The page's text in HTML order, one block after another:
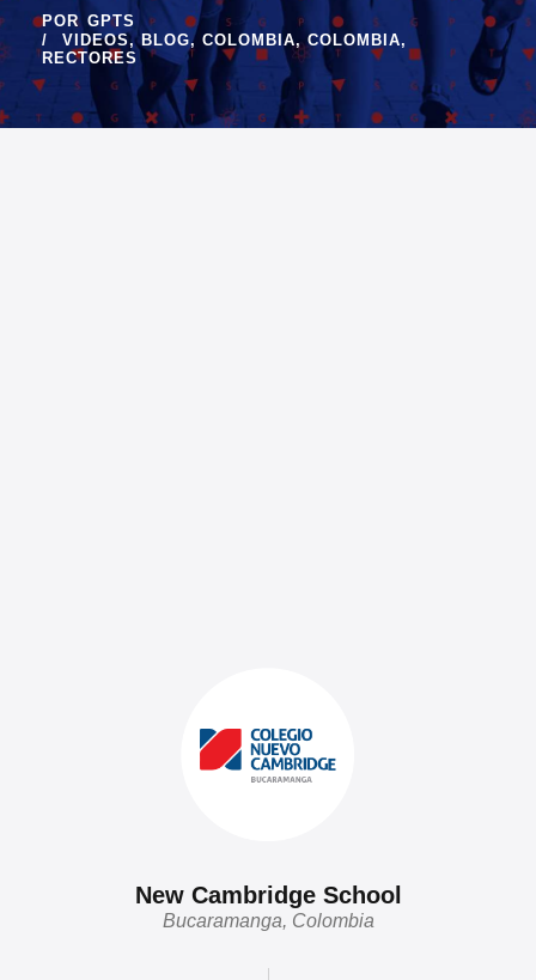
POR GPTS
VIDEOS, BLOG, COLOMBIA, COLOMBIA,
RECTORES
New Cambridge School
Bucaramanga, Colombia